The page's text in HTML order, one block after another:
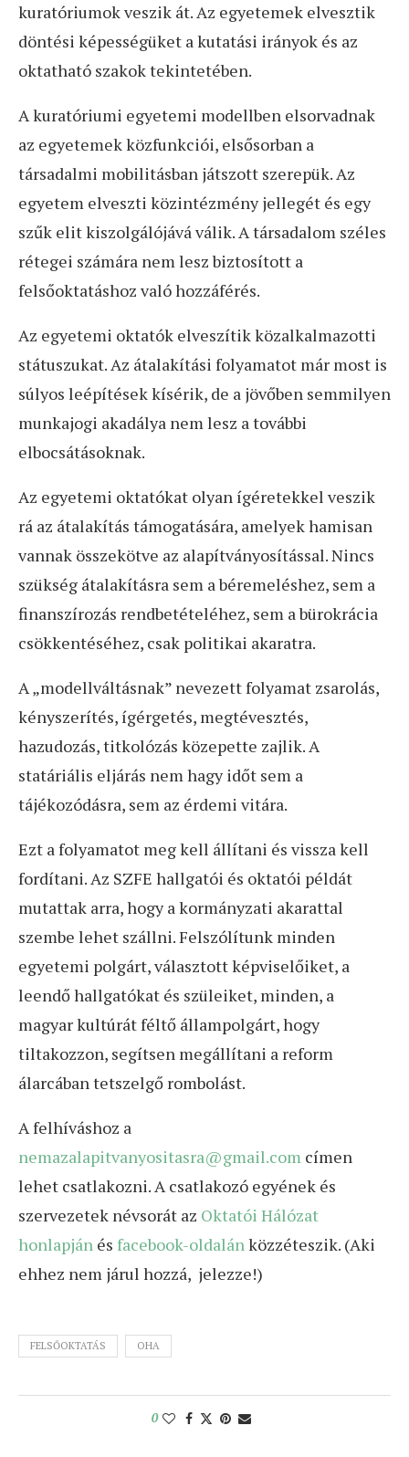
kuratóriumok veszik át. Az egyetemek elvesztik
döntési képességüket a kutatási irányok és az
oktatható szakok tekintetében.
A kuratóriumi egyetemi modellben elsorvadnak
az egyetemek közfunkciói, elsősorban a
társadalmi mobilitásban játszott szerepük. Az
egyetem elveszti közintézmény jellegét és egy
szűk elit kiszolgálójává válik. A társadalom széles
rétegei számára nem lesz biztosított a
felsőoktatáshoz való hozzáférés.
Az egyetemi oktatók elveszítik közalkalmazotti
státuszukat. Az átalakítási folyamatot már most is
súlyos leépítések kísérik, de a jövőben semmilyen
munkajogi akadálya nem lesz a további
elbocsátásoknak.
Az egyetemi oktatókat olyan ígéretekkel veszik
rá az átalakítás támogatására, amelyek hamisan
vannak összekötve az alapítványosítással. Nincs
szükség átalakításra sem a béremeléshez, sem a
finanszírozás rendbetételéhez, sem a bürokrácia
csökkentéséhez, csak politikai akaratra.
A „modellváltásnak” nevezett folyamat zsarolás,
kényszerítés, ígérgetés, megtévesztés,
hazudozás, titkolózás közepette zajlik. A
statáriális eljárás nem hagy időt sem a
tájékozódásra, sem az érdemi vitára.
Ezt a folyamatot meg kell állítani és vissza kell
fordítani. Az SZFE hallgatói és oktatói példát
mutattak arra, hogy a kormányzati akarattal
szembe lehet szállni. Felszólítunk minden
egyetemi polgárt, választott képviselőiket, a
leendő hallgatókat és szüleiket, minden, a
magyar kultúrát féltő állampolgárt, hogy
tiltakozzon, segítsen megállítani a reform
álarcában tetszelgő rombolást.
A felhíváshoz a
nemazalapitvanyositasra@gmail.com címen
lehet csatlakozni. A csatlakozó egyének és
szervezetek névsorát az Oktatói Hálózat
honlapján és facebook-oldalánközzéteszik. (Aki
ehhez nem járul hozzá, jelezze!)
FELSŐOKTATÁS OHA
0